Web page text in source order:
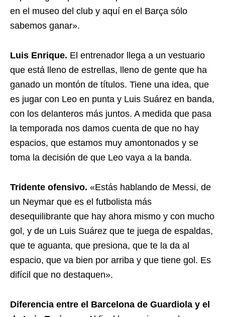
en el museo del club y aquí en el Barça sólo
sabemos ganar».
Luis Enrique. El entrenador llega a un vestuario
que está lleno de estrellas, lleno de gente que ha
ganado un montón de títulos. Tiene una idea, que
es jugar con Leo en punta y Luis Suárez en banda,
con los delanteros más juntos. A medida que pasa
la temporada nos damos cuenta de que no hay
espacios, que estamos muy amontonados y se
toma la decisión de que Leo vaya a la banda.
Tridente ofensivo. «Estás hablando de Messi, de
un Neymar que es el futbolista más
desequilibrante que hay ahora mismo y con mucho
gol, y de un Luis Suárez que te juega de espaldas,
que te aguanta, que presiona, que te la da al
espacio, que va bien por arriba y que tiene gol. Es
difícil que no destaquen».
Diferencia entre el Barcelona de Guardiola y el